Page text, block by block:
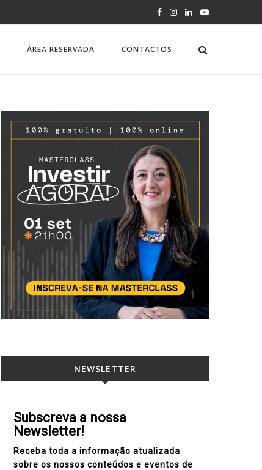
ÁREA RESERVADA CONTACTOS
NEWSLETTER
Subscreva a nossa
Newsletter!
Receba toda a informação atualizada
sobre os nossos conteúdos e eventos de